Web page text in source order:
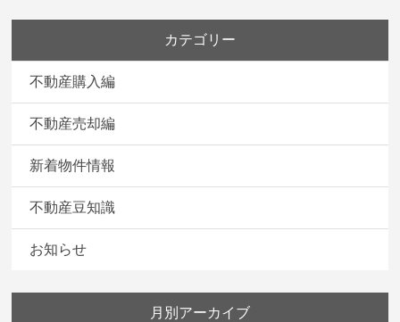
カテゴリー
不動産購入編
不動産売却編
新着物件情報
不動産豆知識
お知らせ
月別アーカイブ